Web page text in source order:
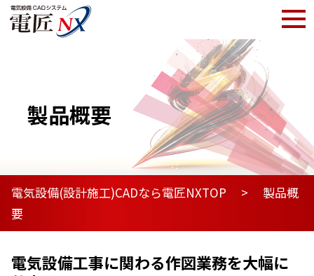
製品概要
電気設備(設計施工)CADなら電匠NXTOP
製品概
要
電気設備工事に関わる作図業務を大幅に